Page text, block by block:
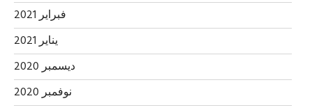
فبراير 2021
يناير 2021
ديسمبر 2020
نوفمبر 2020